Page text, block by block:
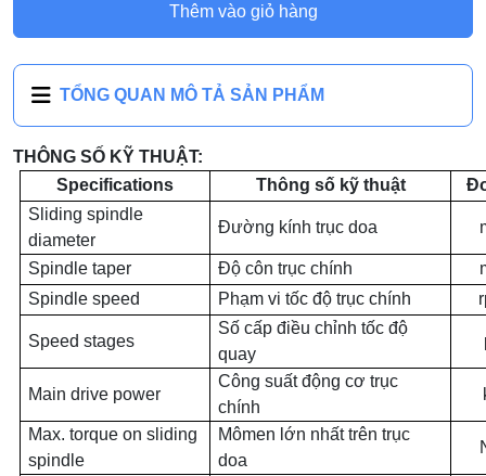
Thêm vào giỏ hàng
TỔNG QUAN MÔ TẢ SẢN PHẨM
THÔNG SỐ KỸ THUẬT:
Specifications
Thông số kỹ thuật
Sliding spindle
diameter
Đường kính trục doa
Spindle taper Độ côn trục chính
Spindle speed
Phạm vi tốc độ trục chính
Speed stages
Số cấp điều chỉnh tốc độ
quay
Main drive power
Công suất động cơ trục
chính
Max. torque on sliding
spindle
Mômen lớn nhất trên trục
doa